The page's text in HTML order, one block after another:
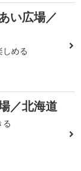
い広場／
める
／北海道
る